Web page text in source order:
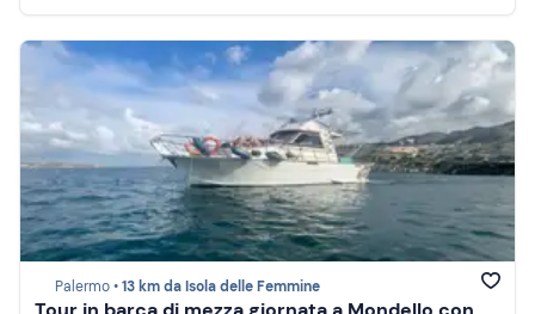
Palermo •13 km da Isola delle Femmine